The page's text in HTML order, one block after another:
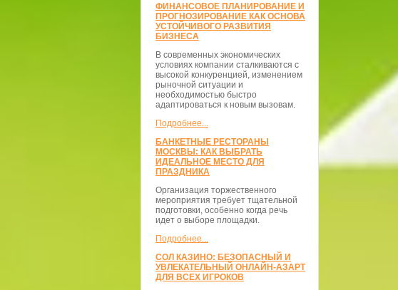
ФИНАНСОВОЕ ПЛАНИРОВАНИЕ И
ПРОГНОЗИРОВАНИЕ КАК ОСНОВА
УСТОЙЧИВОГО РАЗВИТИЯ
БИЗНЕСА
В современных экономических
условиях компании сталкиваются с
высокой конкуренцией, изменением
рыночной ситуации и
необходимостью быстро
адаптироваться к новым вызовам.
Подробнее...
БАНКЕТНЫЕ РЕСТОРАНЫ
МОСКВЫ: КАК ВЫБРАТЬ
ИДЕАЛЬНОЕ МЕСТО ДЛЯ
ПРАЗДНИКА
Организация торжественного
мероприятия требует тщательной
подготовки, особенно когда речь
идет о выборе площадки.
Подробнее...
СОЛ КАЗИНО: БЕЗОПАСНЫЙ И
УВЛЕКАТЕЛЬНЫЙ ОНЛАЙН-АЗАРТ
ДЛЯ ВСЕХ ИГРОКОВ